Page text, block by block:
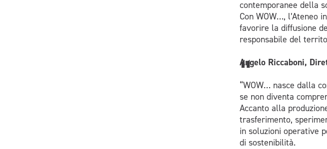
contemporanee della
Con WOW…, l’Ateneo
favorire la diffusione
responsabile del
Angelo Riccaboni,
“WOW… nasce dalla
se non diventa
Accanto alla
trasferimento,
in soluzioni operative
di sostenibilità.